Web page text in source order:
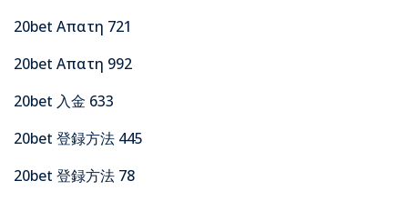
20bet Απατη 721
20bet Απατη 992
20bet 入金 633
20bet 登録方法 445
20bet 登録方法 78